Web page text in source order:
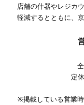
店舗の什器やレジカ
軽減するとともに、
定
※掲載している営業